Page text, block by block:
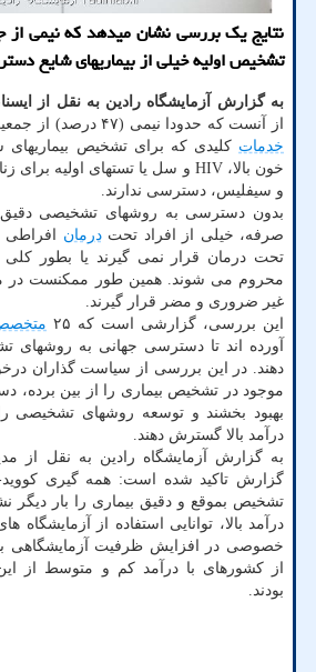
نتایج یک بررسی نشان میدهد که نیمی از
تشخیص اولیه خیلی از بیماریهای شایع
به گزارش آزمایشگاه رادین به نقل از
از آنست که حدودا نیمی (۴۷ درصد) از جمعیت جهان به آزمایشات و
خدمات کلیدی که برای تشخیص بیماریهای
و سیفلیس، دسترسی ندارند.
بدون دسترسی به روشهای تشخیصی
صرفه، خیلی از افراد تحتدرمان افراطی
تحت درمان قرار نمی گیرند یا بطور
محروم می شوند. همین طور ممکنست در
غیر ضروری و مضر قرار گیرند.
این بررسی، گزارشی است که ۲۵
آورده اند تا دسترسی جهانی به روشهای
دهند. در این بررسی از سیاست گذاران
موجود در تشخیص بیماری را از بین برده،
بهبود بخشند و توسعه روشهای تشخیصی
درآمد بالا گسترش دهند.
به گزارش آزمایشگاه رادین به نقل از
تشخیص بموقع و دقیق بیماری را بار دیگر
درآمد بالا، توانایی استفاده از
خصوصی در افزایش ظرفیت آزمایشگاهی
از کشورهای با درآمد کم و متوسط از
بودند.